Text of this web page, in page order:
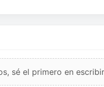
sé el primero en